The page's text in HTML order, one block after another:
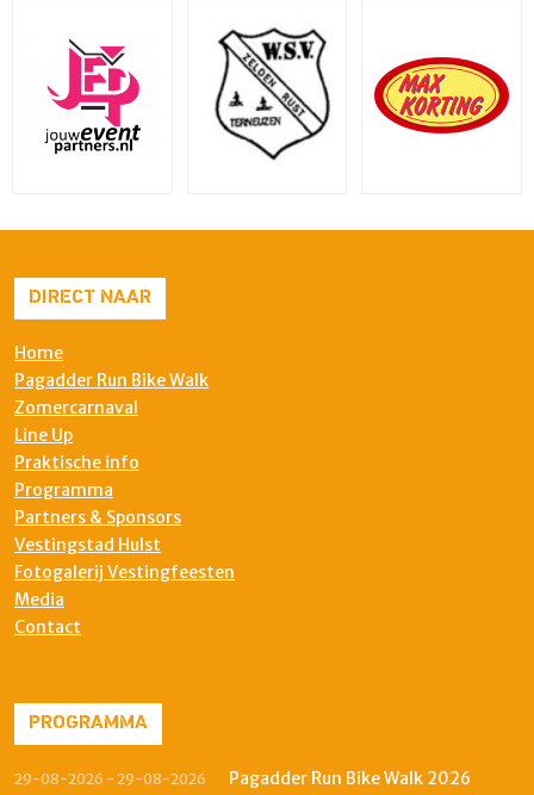
DIRECT NAAR
Home
Pagadder Run Bike Walk
Zomercarnaval
Line Up
Praktische info
Programma
Partners & Sponsors
Vestingstad Hulst
Fotogalerij Vestingfeesten
Media
Contact
PROGRAMMA
29-08-2026 - 29-08-2026
Pagadder Run Bike Walk 2026